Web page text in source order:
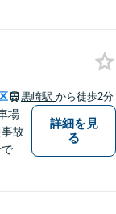
料
黒崎駅 から徒歩2分
場
故
あ
詳細を見
る